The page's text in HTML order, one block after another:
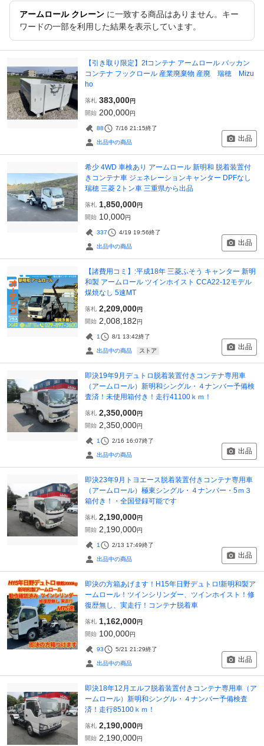
アームロール クレーン に一致する商品はありません。キー
ワードの一部を利用した結果を表示しています。
【引き取り限定】2tコンテナ アームロール バッカン
コンテナ フックロール 産業廃棄物 産廃 瑞穂 Mizu
ho
落札 383,000円
開始 200,000円
88 7/16 21:15終了
出品中の商品 出品
希少 4WD 車検あり アームロール 新明和 脱着装置付
きコンテナ車 ジェネレーションキャンター DPFなし
瑞穂 三菱 2トン車 三重県から出品
落札 1,850,000円
開始 10,000円
337 4/19 19:56終了
出品中の商品 出品
【諸費用コミ】:平成18年 三菱ふそう キャンター 新明
和製 アームロール ツインホイスト CCA22-12モデル
煤焼なし 5速MT
落札 2,209,000円
開始 2,008,182円
1 8/1 13:42終了
出品中の商品 ストア 出品
即決19年9月デュトロ脱着装置付きコンテナ専用車
（アームロール）新明和シングル・４ナンバー予備検
査済！未使用箱付き！走行41100ｋｍ！
落札 2,350,000円
開始 2,350,000円
1 2/16 16:07終了
出品中の商品 出品
即決23年9月トヨエース脱着装置付きコンテナ専用車
（アームロール）極東シングル・４ナンバー・5ｍ３
箱付き！・全国登録可能です
落札 2,190,000円
開始 2,190,000円
1 2/13 17:49終了
出品中の商品 出品
即決の方箱あげます！H15年日野デュトロ!新明和製ア
ームロール！ツインシリンダー、ツインホイスト！修
復歴無し、実走行！コンテナ脱着車
落札 1,162,000円
開始 100,000円
93 5/21 21:29終了
出品中の商品 出品
即決18年12月エルフ脱着装置付きコンテナ専用車（ア
ームロール）新明和シングル・４ナンバー予備検査
済！走行85100ｋｍ！
落札 2,190,000円
開始 2,190,000円